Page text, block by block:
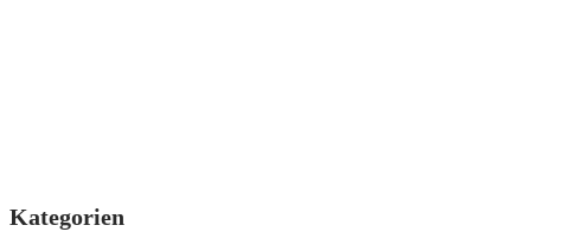
Kategorien